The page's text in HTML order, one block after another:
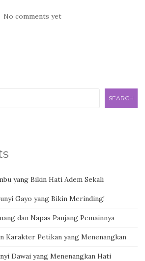
No comments yet
SEARCH
yang Bikin Hati Adem Sekali
Gayo yang Bikin Merinding!
dan Napas Panjang Pemainnya
Karakter Petikan yang Menenangkan
Dawai yang Menenangkan Hati